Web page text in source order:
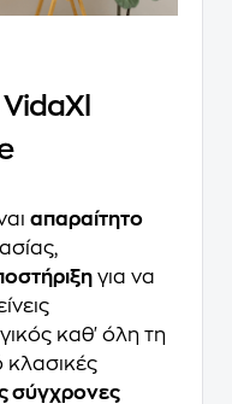
απαραίτητο
για να
καθ' όλη τη
κλασικές
σύγχρονες